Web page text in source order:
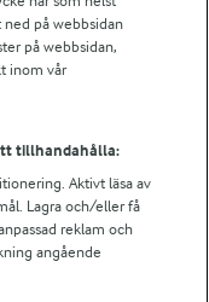
ned på webbsidan
på webbsidan,
inom vår
tillhandahålla:
Aktivt läsa av
Lagra och/eller få
reklam och
angående